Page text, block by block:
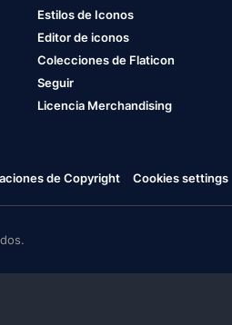
Estilos de Iconos
Editor de iconos
Colecciones de Flaticon
Seguir
Licencia Merchandising
de Copyright Cookies settings